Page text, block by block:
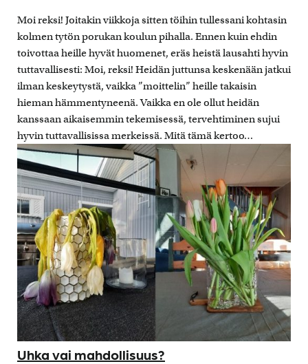
Moi reksi! Joitakin viikkoja sitten töihin tullessani kohtasin
kolmen tytön porukan koulun pihalla. Ennen kuin ehdin
toivottaa heille hyvät huomenet, eräs heistä lausahti hyvin
tuttavallisesti: Moi, reksi! Heidän juttunsa keskenään jatkui
ilman keskeytystä, vaikka ”moittelin” heille takaisin
hieman hämmentyneenä. Vaikka en ole ollut heidän
kanssaan aikaisemmin tekemisessä, tervehtiminen sujui
hyvin tuttavallisissa merkeissä. Mitä tämä kertoo…
Uhka vai mahdollisuus?